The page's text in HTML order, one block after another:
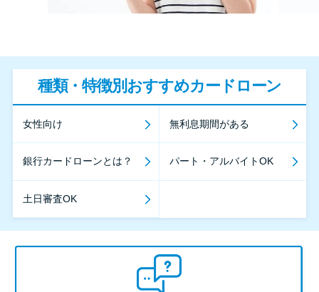
種類・特徴別おすすめカードローン
女性向け 無利息期間がある
銀行カードローンとは？ パート・アルバイトOK
土日審査OK